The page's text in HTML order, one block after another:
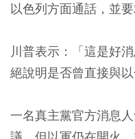
以色列方面通話，並要
川普表示：「這是好
絕說明是否曾直接與
一名真主黨官方消息